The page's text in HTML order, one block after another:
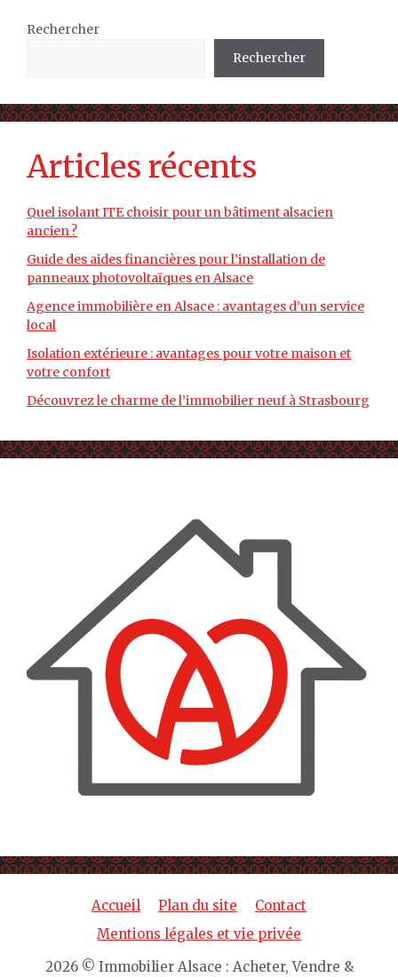
Rechercher
Rechercher
Articles récents
Quel isolant ITE choisir pour un bâtiment alsacien
ancien ?
Guide des aides financières pour l’installation de
panneaux photovoltaïques en Alsace
Agence immobilière en Alsace : avantages d’un service
local
Isolation extérieure : avantages pour votre maison et
votre confort
Découvrez le charme de l’immobilier neuf à Strasbourg
Accueil Plan du site
Contact
Mentions légales et vie privée
2026 © Immobilier Alsace : Acheter, Vendre &